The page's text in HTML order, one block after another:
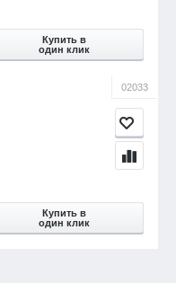
Купить в
один клик
02033
Купить в
один клик